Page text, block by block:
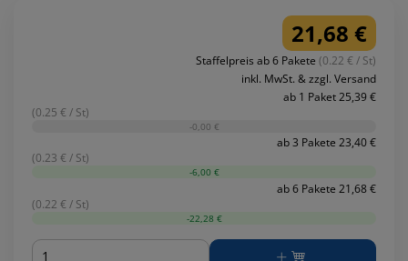
21,68 €
Staffelpreis ab 6 Pakete (0.22 € / St)
inkl. MwSt. & zzgl. Versand
ab 1 Paket 25,39 €
(0.25 € / St)
-0,00 €
ab 3 Pakete 23,40 €
(0.23 € / St)
-6,00 €
ab 6 Pakete 21,68 €
(0.22 € / St)
-22,28 €
Menge